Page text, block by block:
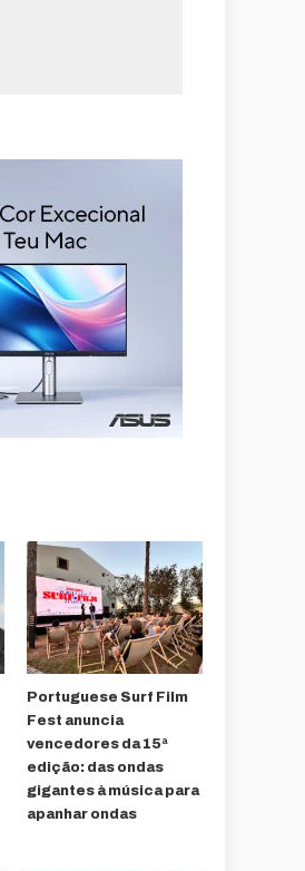
Portuguese Surf Film
Fest anuncia
vencedores da 15ª
edição: das ondas
gigantes à música para
apanhar ondas